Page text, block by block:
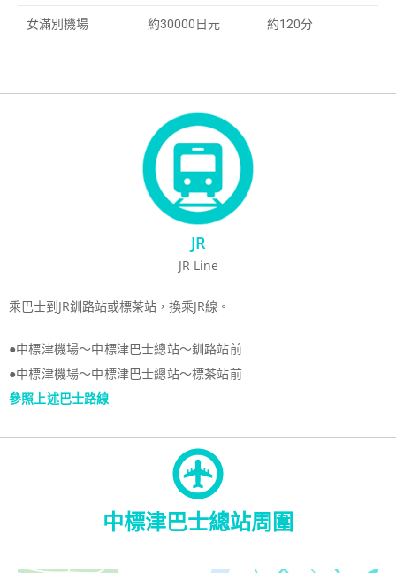
女滿別機場 約30000日元 約120分
JR
JR Line
乘巴士到JR釧路站或標茶站，換乘JR線。
●中標津機場～中標津巴士總站～釧路站前
●中標津機場～中標津巴士總站～標茶站前
參照上述巴士路線
中標津巴士總站周圍